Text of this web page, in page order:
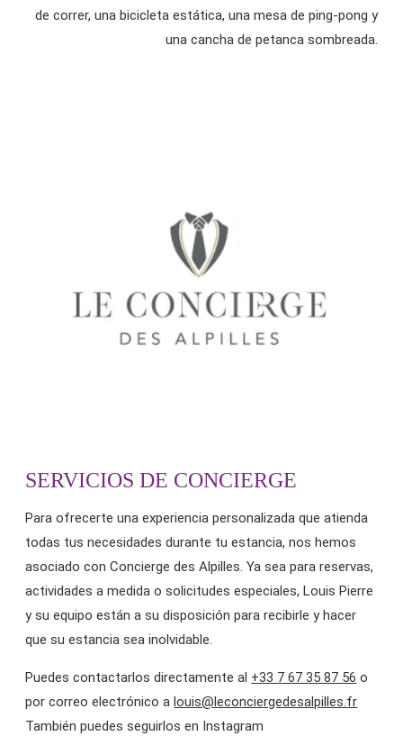
de correr, una bicicleta estática, una mesa de ping-pong y
una cancha de petanca sombreada.
SERVICIOS DE CONCIERGE
Para ofrecerte una experiencia personalizada que atienda
todas tus necesidades durante tu estancia, nos hemos
asociado con Concierge des Alpilles. Ya sea para reservas,
actividades a medida o solicitudes especiales, Louis Pierre
y su equipo están a su disposición para recibirle y hacer
que su estancia sea inolvidable.
Puedes contactarlos directamente al +33 7 67 35 87 56 o
por correo electrónico alouis@leconciergedesalpilles.fr
También puedes seguirlos en Instagram